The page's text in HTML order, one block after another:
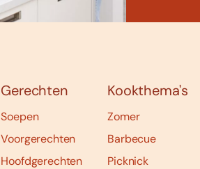
Gerechten
Soepen
Voorgerechten
Hoofdgerechten
Kookthema's
Zomer
Barbecue
Picknick